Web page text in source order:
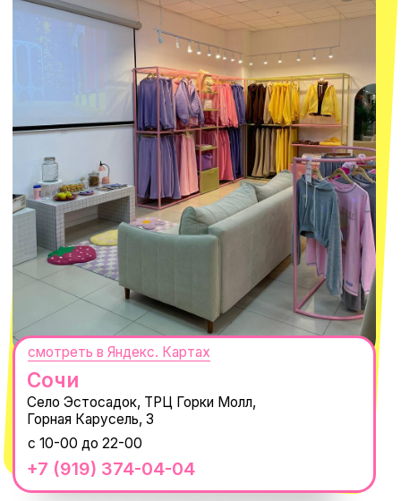
Оплата долями
Size guide
Обмен и возврат
ПОКУПАТЕЛЯМ
Вакансии
Магазины
Наши путешествия
Наши проекты
Новости
Каталог
О КОМПАНИИ
Нажимая "Подписаться", вы соглашаетесь с
Политикой обработки
персональных данныхиСогласием на рассылку электронных
сообщений
ПОДПИСАТЬСЯ
СЕКРЕТНЫЕ ПРОМОКОДЫ, ПРИГЛАШЕНИЯ
НА МЕРОПРИЯТИЯ И АНОНСЫ НОВИНОК
@MACROCOSM_STORE
MACROCOSM
300'000+ подписчиков
14'000+ подписчиков в нашем Telegram-
канале